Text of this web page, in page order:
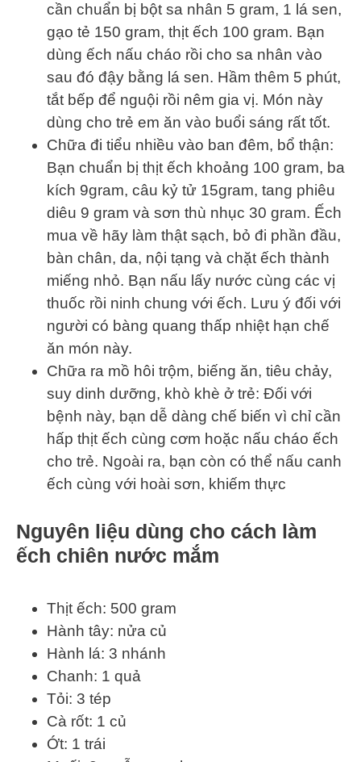
cần chuẩn bị bột sa nhân 5 gram, 1 lá sen,
gạo tẻ 150 gram, thịt ếch 100 gram. Bạn
dùng ếch nấu cháo rồi cho sa nhân vào
sau đó đậy bằng lá sen. Hầm thêm 5 phút,
tắt bếp để nguội rồi nêm gia vị. Món này
dùng cho trẻ em ăn vào buổi sáng rất tốt.
Chữa đi tiểu nhiều vào ban đêm, bổ thận:
Bạn chuẩn bị thịt ếch khoảng 100 gram, ba
kích 9gram, câu kỷ tử 15gram, tang phiêu
diêu 9 gram và sơn thù nhục 30 gram. Ếch
mua về hãy làm thật sạch, bỏ đi phần đầu,
bàn chân, da, nội tạng và chặt ếch thành
miếng nhỏ. Bạn nấu lấy nước cùng các vị
thuốc rồi ninh chung với ếch. Lưu ý đối với
người có bàng quang thấp nhiệt hạn chế
ăn món này.
Chữa ra mồ hôi trộm, biếng ăn, tiêu chảy,
suy dinh dưỡng, khò khè ở trẻ: Đối với
bệnh này, bạn dễ dàng chế biến vì chỉ cần
hấp thịt ếch cùng cơm hoặc nấu cháo ếch
cho trẻ. Ngoài ra, bạn còn có thể nấu canh
ếch cùng với hoài sơn, khiếm thực
Nguyên liệu dùng cho cách làm
ếch chiên nước mắm
Thịt ếch: 500 gram
Hành tây: nửa củ
Hành lá: 3 nhánh
Chanh: 1 quả
Tỏi: 3 tép
Cà rốt: 1 củ
Ớt: 1 trái